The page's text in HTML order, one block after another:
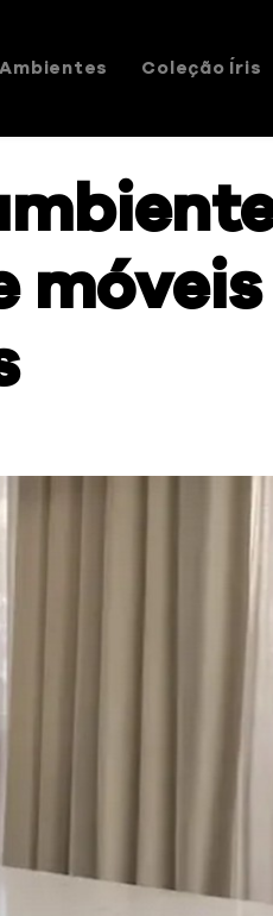
Ambientes Coleção Íris
móveis